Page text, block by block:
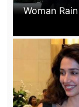
Woman Rain